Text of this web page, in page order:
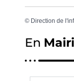
© Direction de
En